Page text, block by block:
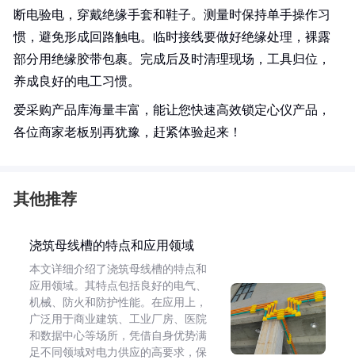
断电验电，穿戴绝缘手套和鞋子。测量时保持单手操作习
惯，避免形成回路触电。临时接线要做好绝缘处理，裸露
部分用绝缘胶带包裹。完成后及时清理现场，工具归位，
养成良好的电工习惯。
爱采购产品库海量丰富，能让您快速高效锁定心仪产品，
各位商家老板别再犹豫，赶紧体验起来！
其他推荐
浇筑母线槽的特点和应用领域
本文详细介绍了浇筑母线槽的特点和
应用领域。其特点包括良好的电气、
机械、防火和防护性能。在应用上，
广泛用于商业建筑、工业厂房、医院
和数据中心等场所，凭借自身优势满
足不同领域对电力供应的高要求，保